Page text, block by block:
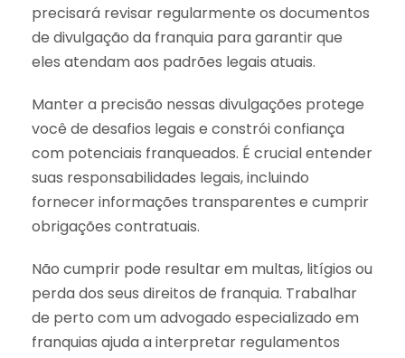
precisará revisar regularmente os documentos
de divulgação da franquia para garantir que
eles atendam aos padrões legais atuais.
Manter a precisão nessas divulgações protege
você de desafios legais e constrói confiança
com potenciais franqueados. É crucial entender
suas responsabilidades legais, incluindo
fornecer informações transparentes e cumprir
obrigações contratuais.
Não cumprir pode resultar em multas, litígios ou
perda dos seus direitos de franquia. Trabalhar
de perto com um advogado especializado em
franquias ajuda a interpretar regulamentos